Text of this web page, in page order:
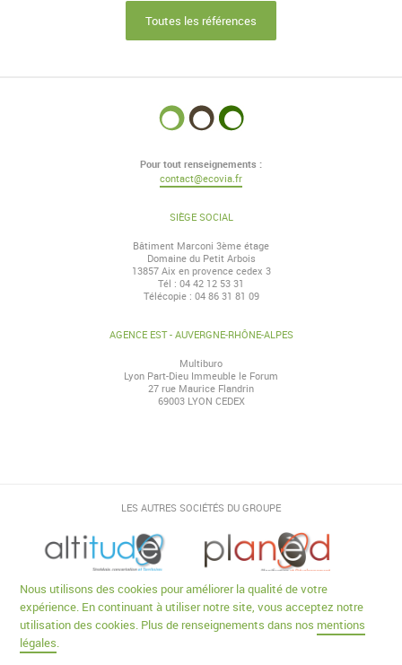
Toutes les références
Pour tout renseignements :
contact@ecovia.fr
SIÈGE SOCIAL
Bâtiment Marconi 3ème étage
Domaine du Petit Arbois
13857 Aix en provence cedex 3
Tél : 04 42 12 53 31
Télécopie : 04 86 31 81 09
AGENCE EST - AUVERGNE-RHÔNE-ALPES
Multiburo
Lyon Part-Dieu Immeuble le Forum
27 rue Maurice Flandrin
69003 LYON CEDEX
LES AUTRES SOCIÉTÉS DU GROUPE
Nous utilisons des cookies pour améliorer la qualité de votre
expérience. En continuant à utiliser notre site, vous acceptez notre
utilisation des cookies. Plus de renseignements dans nos mentions
légales.